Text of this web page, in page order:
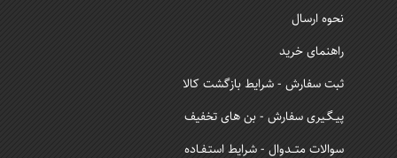
نحوه ارسال
راهنمای خرید
ثبت سفارش - شرایط بازگشت کالا
پیـگـیری سفارش - بن های تخفیف
سوالات متــدوال - شرایط استـفـاده